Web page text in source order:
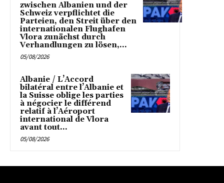
zwischen Albanien und der
Schweiz verpflichtet die
Parteien, den Streit über den
internationalen Flughafen
Vlora zunächst durch
Verhandlungen zu lösen,...
05/08/2026
Albanie / L’Accord
bilatéral entre l’Albanie et
la Suisse oblige les parties
à négocier le différend
relatif à l’Aéroport
international de Vlora
avant tout...
05/08/2026